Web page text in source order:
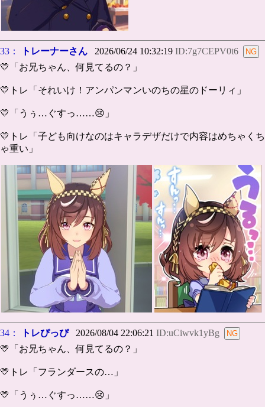
33： トレーナーさん 2026/06/24 10:32:19 ID:7g7CEPV0t6
💛「お兄ちゃん、何見てるの？」
💛トレ「それいけ！アンパンマンいのちの星のドーリィ」
💛「うぅ…ぐすっ……😢」
💛トレ「子ども向けなのはキャラデザだけで内容はめちゃくち
ゃ重い」
34： トレぴっぴ2026/08/04 22:06:21 ID:uCiwvk1yBg
💛「お兄ちゃん、何見てるの？」
💛トレ「フランダースの…」
💛「うぅ…ぐすっ……😢」